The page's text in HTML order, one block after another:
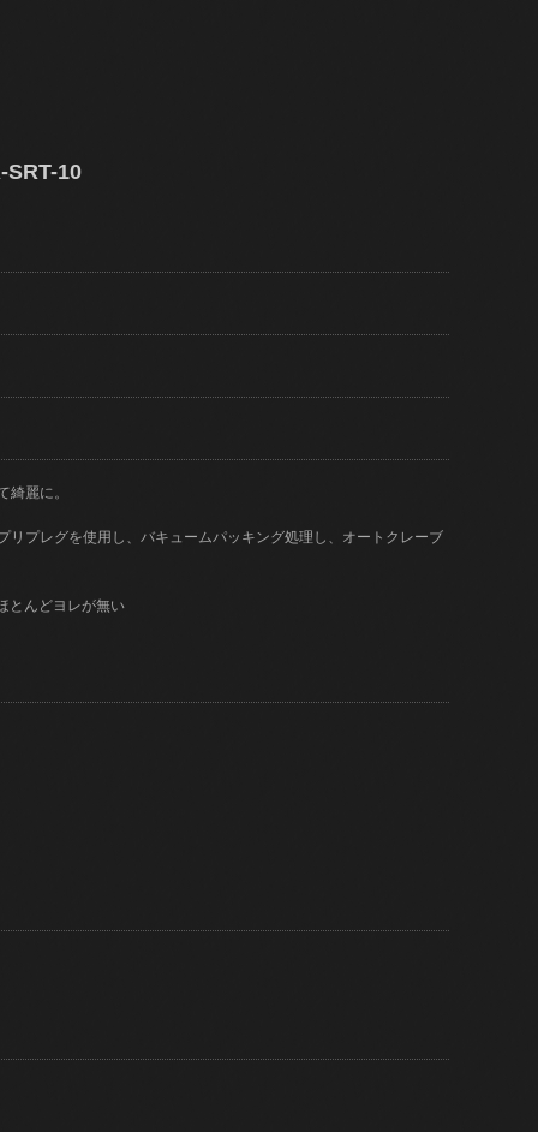
SRT-10
綺麗に。
リプレグを使用し、バキュームパッキング処理し、オートクレーブ
とんどヨレが無い